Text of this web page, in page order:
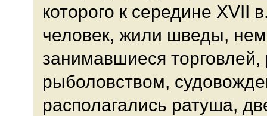
которого к середине XVII
человек, жили шведы,
занимавшиеся
рыболовством,
располагались ратуша,